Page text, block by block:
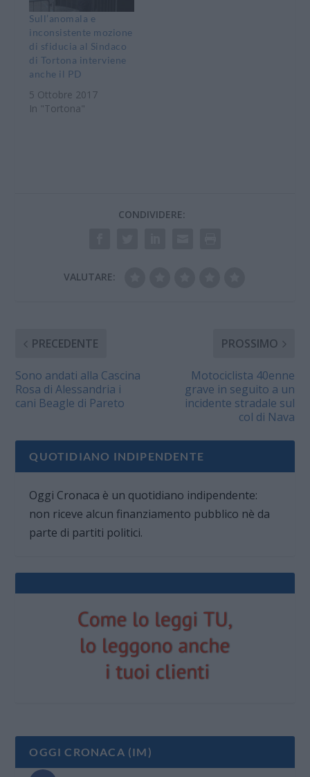
Sull’anomala e
inconsistente mozione
di sfiducia al Sindaco
di Tortona interviene
anche il PD
5 Ottobre 2017
In "Tortona"
CONDIVIDERE:
VALUTARE:
PRECEDENTE
Sono andati alla Cascina
Rosa di Alessandria i
cani Beagle di Pareto
PROSSIMO
Motociclista 40enne
grave in seguito a un
incidente stradale sul
col di Nava
QUOTIDIANO INDIPENDENTE
Oggi Cronaca è un quotidiano indipendente:
non riceve alcun finanziamento pubblico nè da
parte di partiti politici.
OGGI CRONACA (IM)